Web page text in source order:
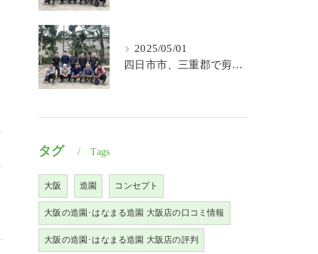
2025/05/01
四日市市、三重郡で剪定、伐採、草刈りの作業を頼むなら はなまる造園
タグ Tags
大阪 造園 コンセプト
大阪の造園･はなまる造園 大阪店の口コミ情報
大阪の造園･はなまる造園 大阪店の評判